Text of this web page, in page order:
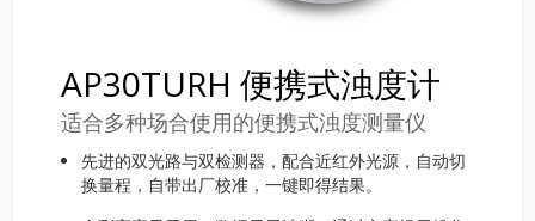
AP30TURH 便携式浊度计
适合多种场合使用的便携式浊度测量仪
先进的双光路与双检测器，配合近红外光源，自动切
换量程，自带出厂校准，一键即得结果。